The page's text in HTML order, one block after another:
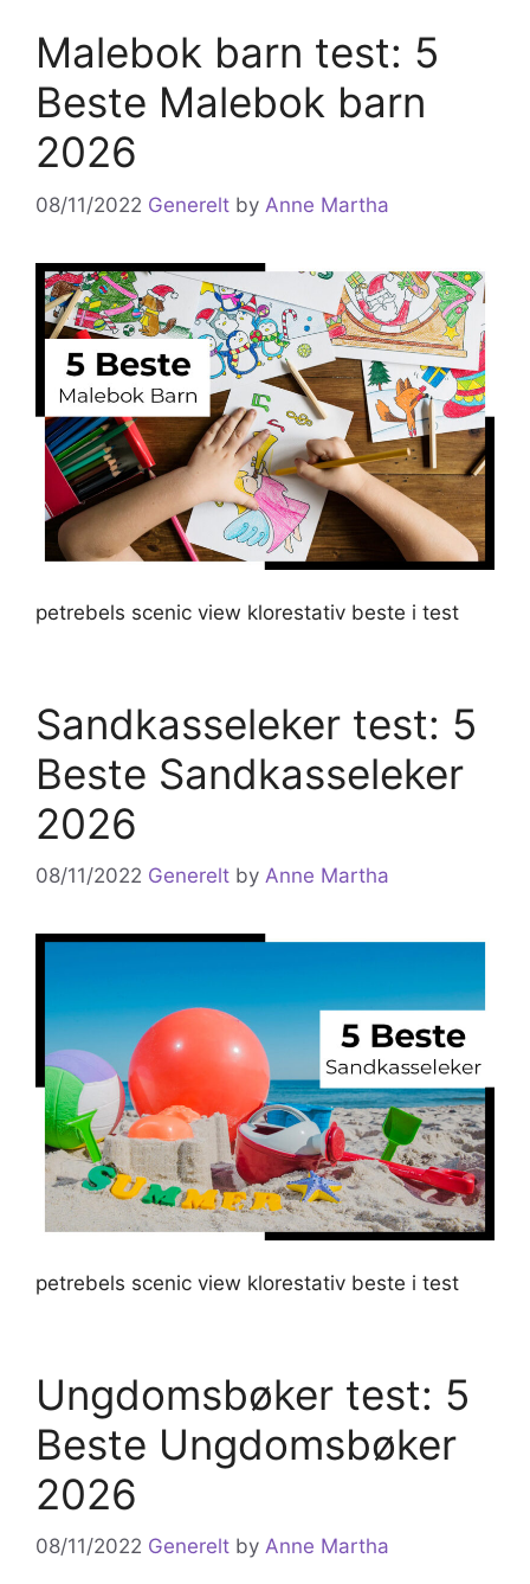
Malebok barn test: 5
Beste Malebok barn
2026
08/11/2022 Generelt by Anne Martha
petrebels scenic view klorestativ beste i test
Sandkasseleker test: 5
Beste Sandkasseleker
2026
08/11/2022 Generelt by Anne Martha
petrebels scenic view klorestativ beste i test
Ungdomsbøker test: 5
Beste Ungdomsbøker
2026
08/11/2022 Generelt by Anne Martha